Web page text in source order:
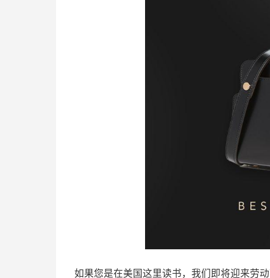
如果您是在美国这里读书，我们即将迎来劳